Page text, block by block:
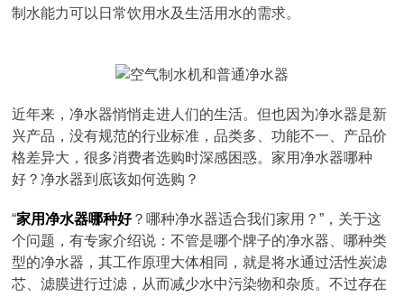
制水能力可以日常饮用水及生活用水的需求。
近年来，净水器悄悄走进人们的生活。但也因为净水器是新
兴产品，没有规范的行业标准，品类多、功能不一、产品价
格差异大，很多消费者选购时深感困惑。家用净水器哪种
好？净水器到底该如何选购？
“家用净水器哪种好？哪种净水器适合我们家用？”，关于这
个问题，有专家介绍说：不管是哪个牌子的净水器、哪种类
型的净水器，其工作原理大体相同，就是将水通过活性炭滤
芯、滤膜进行过滤，从而减少水中污染物和杂质。不过存在